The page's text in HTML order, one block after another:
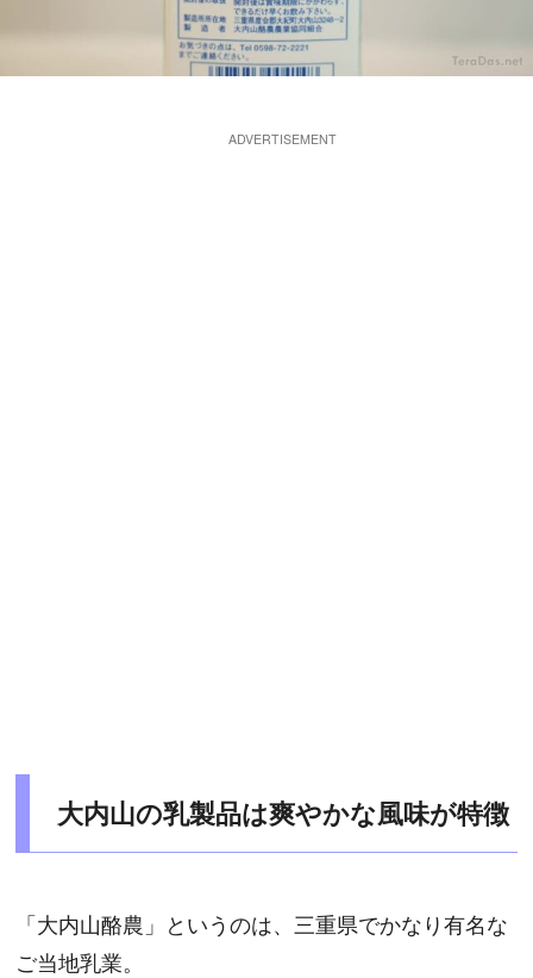
大内山の乳製品は爽やかな風味が特徴
「大内山酪農」というのは、三重県でかなり有名な
ご当地乳業。